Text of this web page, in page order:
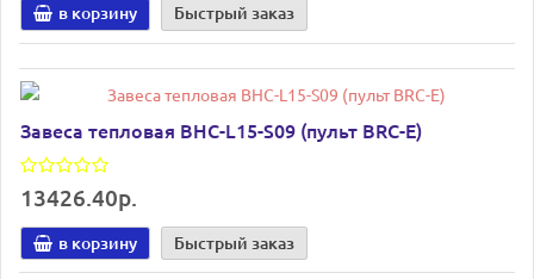
в корзину Быстрый заказ
Завеса тепловая BHC-L15-S09 (пульт BRC-E)
13426.40р.
в корзину Быстрый заказ